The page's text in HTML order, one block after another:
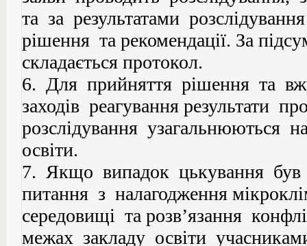
та за результатами
рішення та рекомендації. За
складається протокол.
6. Для прийняття рішення та
заходів реагування результати
розслідування узагальнюються
освіти.
7. Якщо випадок цькування був
питання з налагодження
середовищі та розв’язання
межах закладу освіти